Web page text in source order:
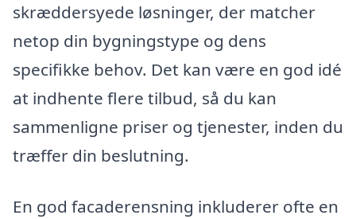
skræddersyede løsninger, der matcher
netop din bygningstype og dens
specifikke behov. Det kan være en god idé
at indhente flere tilbud, så du kan
sammenligne priser og tjenester, inden du
træffer din beslutning.
En god facaderensning inkluderer ofte en